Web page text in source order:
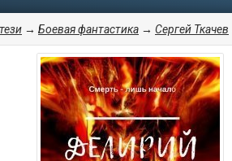
→ Боевая фантастика → Сергей Ткачев